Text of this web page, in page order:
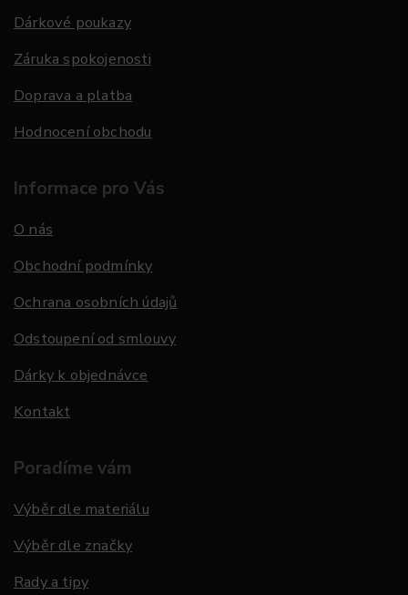
Dárkové poukazy
Záruka spokojenosti
Doprava a platba
Hodnocení obchodu
Informace pro Vás
O nás
Obchodní podmínky
Ochrana osobních údajů
Odstoupení od smlouvy
Dárky k objednávce
Kontakt
Poradíme vám
Výběr dle materiálu
Výběr dle značky
Rady a tipy